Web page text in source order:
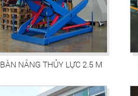
BÀN NÂNG THỦY LỰC 2.5 M